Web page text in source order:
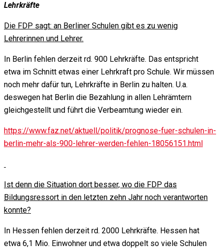
Lehrkräfte
Die FDP sagt: an Berliner Schulen gibt es zu wenig
Lehrerinnen und Lehrer.
In Berlin fehlen derzeit rd. 900 Lehrkräfte. Das entspricht
etwa im Schnitt etwas einer Lehrkraft pro Schule. Wir müssen
noch mehr dafür tun, Lehrkräfte in Berlin zu halten. U.a.
deswegen hat Berlin die Bezahlung in allen Lehrämtern
gleichgestellt und führt die Verbeamtung wieder ein.
https://www.faz.net/aktuell/politik/prognose-fuer-schulen-in-
berlin-mehr-als-900-lehrer-werden-fehlen-18056151.html
Ist denn die Situation dort besser, wo die FDP das
Bildungsressort in den letzten zehn Jahr noch verantworten
konnte?
In Hessen fehlen derzeit rd. 2000 Lehrkräfte. Hessen hat
etwa 6,1 Mio. Einwohner und etwa doppelt so viele Schulen